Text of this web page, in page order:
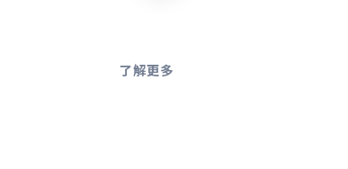
了解更多